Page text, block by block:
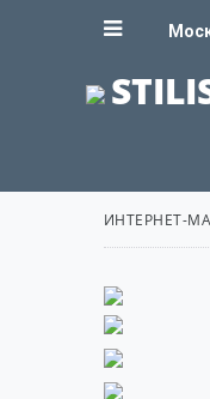
ИНТЕРНЕТ-